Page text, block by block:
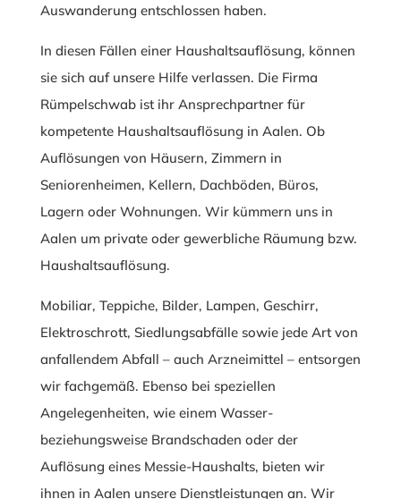
Auswanderung entschlossen haben.
In diesen Fällen einer Haushaltsauflösung, können
sie sich auf unsere Hilfe verlassen. Die Firma
Rümpelschwab ist ihr Ansprechpartner für
kompetente Haushaltsauflösung in Aalen. Ob
Auflösungen von Häusern, Zimmern in
Seniorenheimen, Kellern, Dachböden, Büros,
Lagern oder Wohnungen. Wir kümmern uns in
Aalen um private oder gewerbliche Räumung bzw.
Haushaltsauflösung.
Mobiliar, Teppiche, Bilder, Lampen, Geschirr,
Elektroschrott, Siedlungsabfälle sowie jede Art von
anfallendem Abfall – auch Arzneimittel – entsorgen
wir fachgemäß. Ebenso bei speziellen
Angelegenheiten, wie einem Wasser-
beziehungsweise Brandschaden oder der
Auflösung eines Messie-Haushalts, bieten wir
ihnen in Aalen unsere Dienstleistungen an. Wir